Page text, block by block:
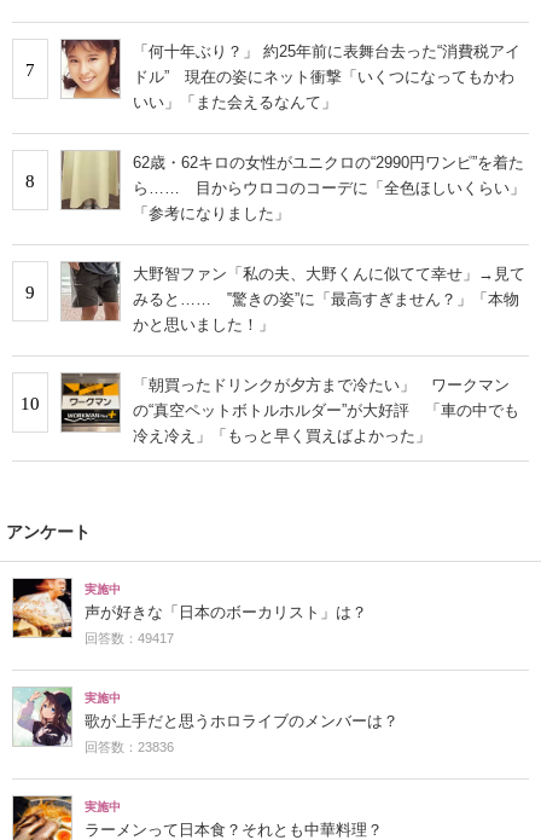
7
「何十年ぶり？」 約25年前に表舞台去った“消費税アイ
ドル” 現在の姿にネット衝撃「いくつになってもかわ
いい」「また会えるなんて」
8
62歳・62キロの女性がユニクロの“2990円ワンピ”を着た
ら…… 目からウロコのコーデに「全色ほしいくらい」
「参考になりました」
9
大野智ファン「私の夫、大野くんに似てて幸せ」→見て
みると…… ‟驚きの姿”に「最高すぎません？」「本物
かと思いました！」
10
「朝買ったドリンクが夕方まで冷たい」 ワークマン
の“真空ペットボトルホルダー”が大好評 「車の中でも
冷え冷え」「もっと早く買えばよかった」
アンケート
実施中
声が好きな「日本のボーカリスト」は？
回答数：49417
実施中
歌が上手だと思うホロライブのメンバーは？
回答数：23836
実施中
ラーメンって日本食？それとも中華料理？